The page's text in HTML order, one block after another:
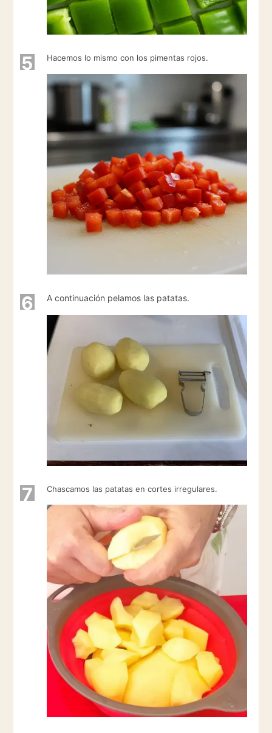
5 Hacemos lo mismo con los pimentas rojos.
6 A continuación pelamos las patatas.
7 Chascamos las patatas en cortes irregulares.